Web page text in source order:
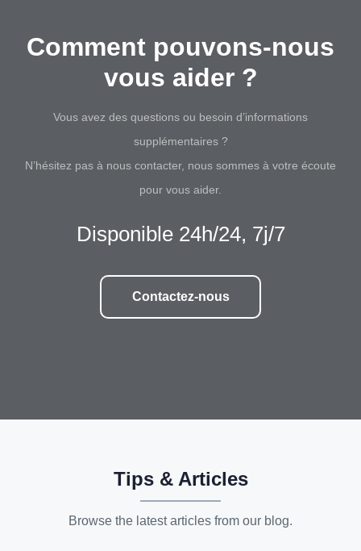
Comment pouvons-nous
vous aider ?
Vous avez des questions ou besoin d’informations
supplémentaires ?
N’hésitez pas à nous contacter, nous sommes à votre écoute
pour vous aider.
Disponible 24h/24, 7j/7
Contactez-nous
Tips & Articles
Browse the latest articles from our blog.